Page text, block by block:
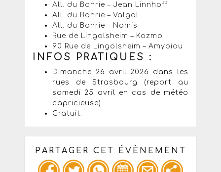
All. du Bohrie – Jean Linnhoff.
All. du Bohrie – Valgal
All. du Bohrie – Nomis
Rue de Lingolsheim – Kozmo
90 Rue de Lingolsheim – Amypiou
INFOS PRATIQUES :
Dimanche 26 avril 2026 dans les
rues de Strasbourg (report au
samedi 25 avril en cas de météo
capricieuse).
Gratuit.
PARTAGER CET ÉVÈNEMENT